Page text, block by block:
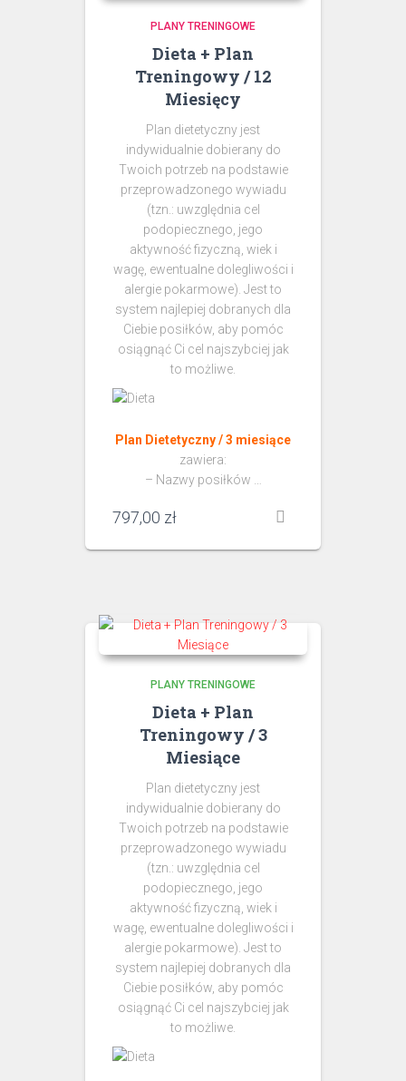
PLANY TRENINGOWE
Dieta + Plan
Treningowy / 12
Miesięcy
Plan dietetyczny jest
indywidualnie dobierany do
Twoich potrzeb na podstawie
przeprowadzonego wywiadu
(tzn.: uwzględnia cel
podopiecznego, jego
aktywność fizyczną, wiek i
wagę, ewentualne dolegliwości i
alergie pokarmowe). Jest to
system najlepiej dobranych dla
Ciebie posiłków, aby pomóc
osiągnąć Ci cel najszybciej jak
to możliwe.
Plan Dietetyczny / 3 miesiące
zawiera:
– Nazwy posiłków …
797,00 zł
PLANY TRENINGOWE
Dieta + Plan
Treningowy / 3
Miesiące
Plan dietetyczny jest
indywidualnie dobierany do
Twoich potrzeb na podstawie
przeprowadzonego wywiadu
(tzn.: uwzględnia cel
podopiecznego, jego
aktywność fizyczną, wiek i
wagę, ewentualne dolegliwości i
alergie pokarmowe). Jest to
system najlepiej dobranych dla
Ciebie posiłków, aby pomóc
osiągnąć Ci cel najszybciej jak
to możliwe.